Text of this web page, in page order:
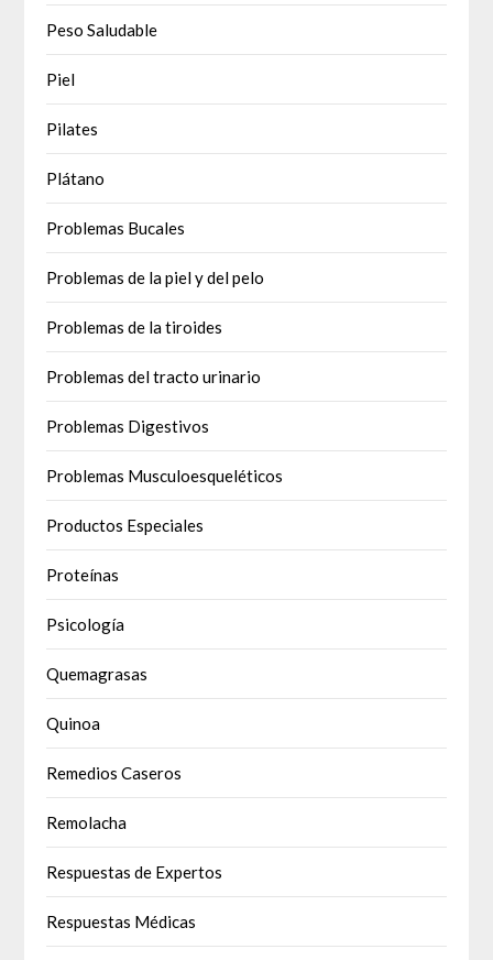
Peso Saludable
Piel
Pilates
Plátano
Problemas Bucales
Problemas de la piel y del pelo
Problemas de la tiroides
Problemas del tracto urinario
Problemas Digestivos
Problemas Musculoesqueléticos
Productos Especiales
Proteínas
Psicología
Quemagrasas
Quinoa
Remedios Caseros
Remolacha
Respuestas de Expertos
Respuestas Médicas